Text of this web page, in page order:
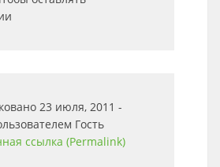
23 июля, 2011 -
Гость
ссылка (Permalink)